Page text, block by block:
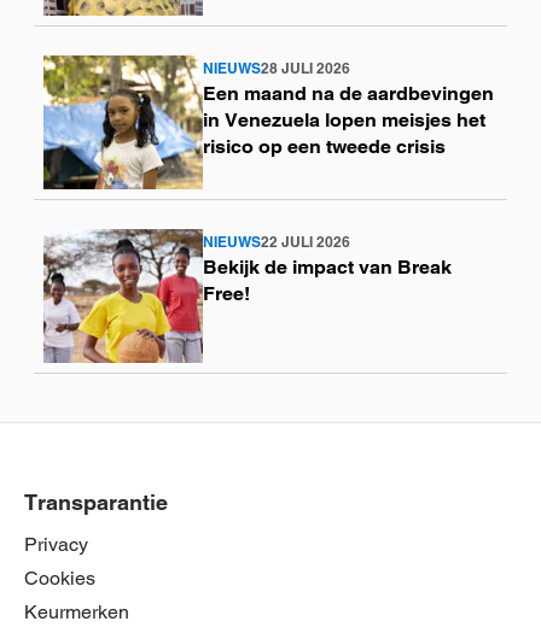
NIEUWS28 JULI 2026
Een maand na de aardbevingen
in Venezuela lopen meisjes het
risico op een tweede crisis
Lees
meer
NIEUWS22 JULI 2026
Bekijk de impact van Break
Free!
Lees
meer
Transparantie
Privacy
Cookies
Keurmerken